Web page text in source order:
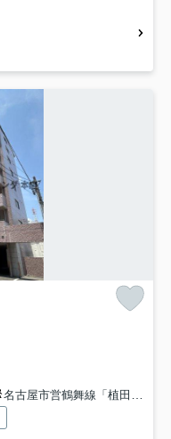
名古屋市営鶴舞線「植田」駅 徒歩13分